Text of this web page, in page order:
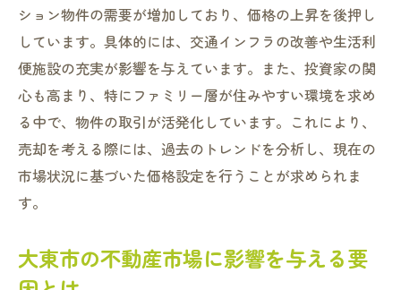
市場動向を踏まえた売却計画の立て方
不動産業者の意見を参考にする方法
過去の売却事例から学ぶタイミングの選び
方
タイミングを見極めるためのデータ収集方
法
大東市の経済情勢と不動産売却タイミングの関
大東市の経済成長と不動産市場への影響
地元企業の動向が不動産市場に与える影響
ション物件の需要が増加しており、価格の上昇を後押し
しています。具体的には、交通インフラの改善や生活利
便施設の充実が影響を与えています。また、投資家の関
心も高まり、特にファミリー層が住みやすい環境を求め
る中で、物件の取引が活発化しています。これにより、
売却を考える際には、過去のトレンドを分析し、現在の
市場状況に基づいた価格設定を行うことが求められま
す。
大東市の不動産市場に影響を与える要